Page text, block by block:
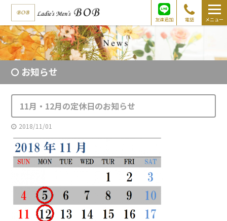
友達追加 電話 メニュー
お知らせ
11月・12月の定休日のお知らせ
2018/11/01